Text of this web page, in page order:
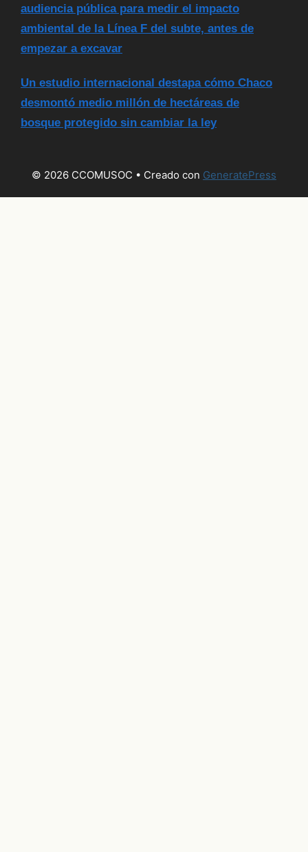
audiencia pública para medir el impacto
ambiental de la Línea F del subte, antes de
empezar a excavar
Un estudio internacional destapa cómo Chaco
desmontó medio millón de hectáreas de
bosque protegido sin cambiar la ley
© 2026 CCOMUSOC • Creado con GeneratePress